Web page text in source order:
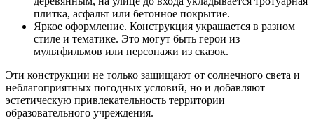
плитка, асфальт или бетонное покрытие.
Яркое оформление. Конструкция украшается в разном
стиле и тематике. Это могут быть герои из
мультфильмов или персонажи из сказок.
Эти конструкции не только защищают от солнечного света и
неблагоприятных погодных условий, но и добавляют
эстетическую привлекательность территории
образовательного учреждения.